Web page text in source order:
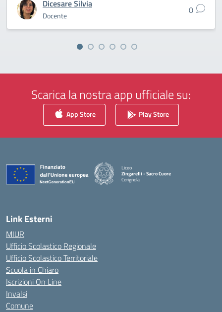
Dicesare Silvia
Docente 0
Scarica la nostra app ufficiale su:
App Store Play Store
Liceo
Zingarelli - Sacro Cuore
Cerignola
— Visita la pagina iniziale della scuola
Link Esterni
MIUR
Ufficio Scolastico Regionale
Ufficio Scolastico Territoriale
Scuola in Chiaro
Iscrizioni On Line
Invalsi
Comune